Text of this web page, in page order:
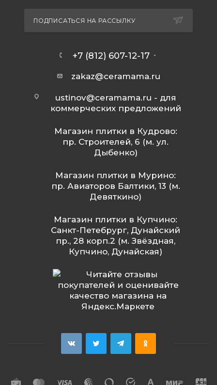
ПОДПИСАТЬСЯ НА РАССЫЛКУ
+7 (812) 607-12-17
zakaz@ceramama.ru
ustinov@ceramama.ru - для
коммерческих предложений
Магазин плитки в Кудрово:
пр. Строителей, 6 (м. ул.
Дыбенко)
Магазин плитки в Мурино:
пр. Авиаторов Балтики, 13 (м.
Девяткино)
Магазин плитки в Купчино:
Санкт-Петебрург, Дунайский
пр., 28 корп.2 (м. Звёздная,
Купчино, Дунайская)